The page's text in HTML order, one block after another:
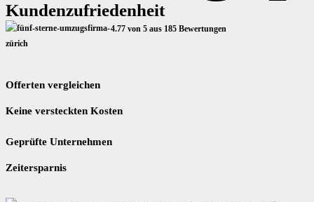
Kundenzufriedenheit
4.77 von 5 aus 185 Bewertungen
Offerten vergleichen
Keine versteckten Kosten
Geprüfte Unternehmen
Zeitersparnis